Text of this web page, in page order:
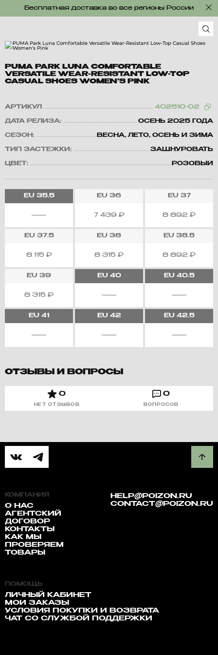
Бесплатная доставка во все регионы России
PUMA PARK LUNA COMFORTABLE
VERSATILE WEAR-RESISTANT LOW-TOP
CASUAL SHOES WOMEN'S PINK
АРТИКУЛ 402510-02
ДАТА РЕЛИЗА: ОСЕНЬ 2025 ГОДА
СЕЗОН: ВЕСНА, ЛЕТО, ОСЕНЬ И ЗИМА
ТИП ЗАСТЕЖКИ: ЗАШНУРОВАТЬ
ЦВЕТ: РОЗОВЫЙ
EU35.5 EU 36
7 439 ₽
EU37
8 892 ₽
EU37.5
8 115 ₽
EU 38
8 315 ₽
EU 38.5
8 892 ₽
EU 39
8 315 ₽
EU40 EU40.5
EU 41 EU42 EU42.5
ОТЗЫВЫ И ВОПРОСЫ
0
НЕТ ОТЗЫВОВ
0
ВОПРОСОВ
КОМПАНИЯ
О НАС
АГЕНТСКИЙ
ДОГОВОР
КОНТАКТЫ
КАК МЫ
ПРОВЕРЯЕМ
ТОВАРЫ
HELP@POIZON.RU
CONTACT@POIZON.RU
ПОМОЩЬ
ЛИЧНЫЙ КАБИНЕТ
МОИ ЗАКАЗЫ
УСЛОВИЯ ПОКУПКИ И ВОЗВРАТА
ЧАТ СО СЛУЖБОЙ ПОДДЕРЖКИ